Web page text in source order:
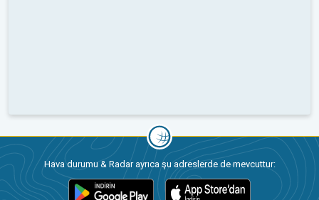
Hava durumu & Radar ayrıca şu adreslerde de mevcuttur: